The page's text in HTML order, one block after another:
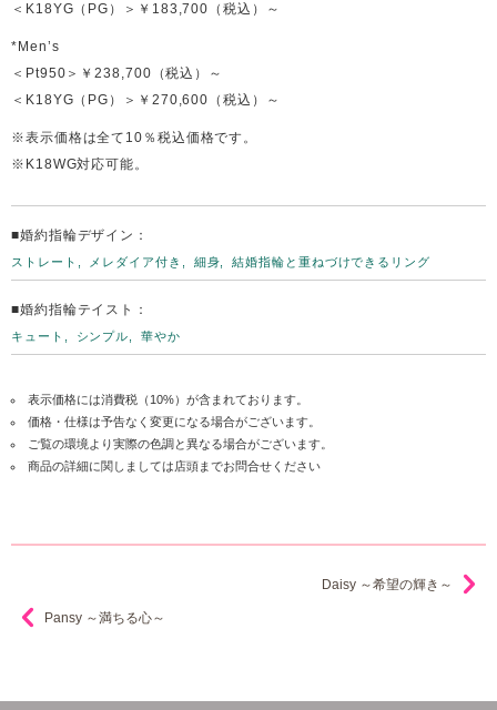
＜K18YG（PG）＞￥183,700（税込）～
*Men’s
＜Pt950＞￥238,700（税込）～
＜K18YG（PG）＞￥270,600（税込）～
※表示価格は全て10％税込価格です。
※K18WG対応可能。
■婚約指輪デザイン：
ストレート メレダイア付き 細身 結婚指輪と重ねづけできるリング
■婚約指輪テイスト：
キュート シンプル 華やか
表示価格には消費税（10%）が含まれております。
価格・仕様は予告なく変更になる場合がございます。
ご覧の環境より実際の色調と異なる場合がございます。
商品の詳細に関しましては店頭までお問合せください
Daisy ～希望の輝き～
Pansy ～満ちる心～